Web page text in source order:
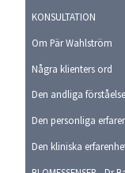
KONSULTATION
Om Pär Wahlström
Några klienters ord
Den andliga
Den personliga
Den kliniska